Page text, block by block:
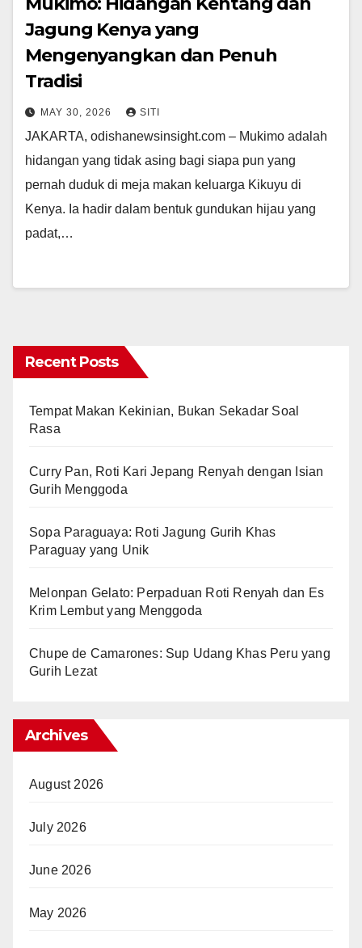
Jagung Kenya yang
Mengenyangkan dan Penuh
Tradisi
MAY 30, 2026 SITI
JAKARTA, odishanewsinsight.com – Mukimo adalah
hidangan yang tidak asing bagi siapa pun yang
pernah duduk di meja makan keluarga Kikuyu di
Kenya. Ia hadir dalam bentuk gundukan hijau yang
padat,…
Recent Posts
Tempat Makan Kekinian, Bukan Sekadar Soal
Rasa
Curry Pan, Roti Kari Jepang Renyah dengan Isian
Gurih Menggoda
Sopa Paraguaya: Roti Jagung Gurih Khas
Paraguay yang Unik
Melonpan Gelato: Perpaduan Roti Renyah dan Es
Krim Lembut yang Menggoda
Chupe de Camarones: Sup Udang Khas Peru yang
Gurih Lezat
Archives
August 2026
July 2026
June 2026
May 2026